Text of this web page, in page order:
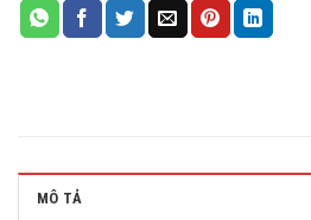
MÔ TẢ